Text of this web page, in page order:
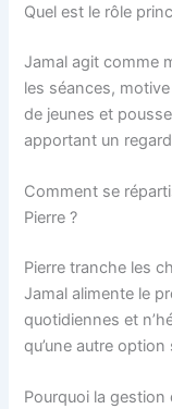
Quel est le rôle
Jamal agit comme
les séances,
de jeunes et
apportant un
Comment se
Pierre ?
Pierre tranche les
Jamal alimente le
quotidiennes et
qu’une autre option
Pourquoi la gestion